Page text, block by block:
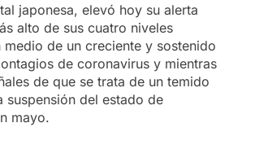
japonesa, elevó hoy su alerta
alto de sus cuatro niveles
medio de un creciente y sostenido
de coronavirus y mientras
de que se trata de un temido
suspensión del estado de
mayo.